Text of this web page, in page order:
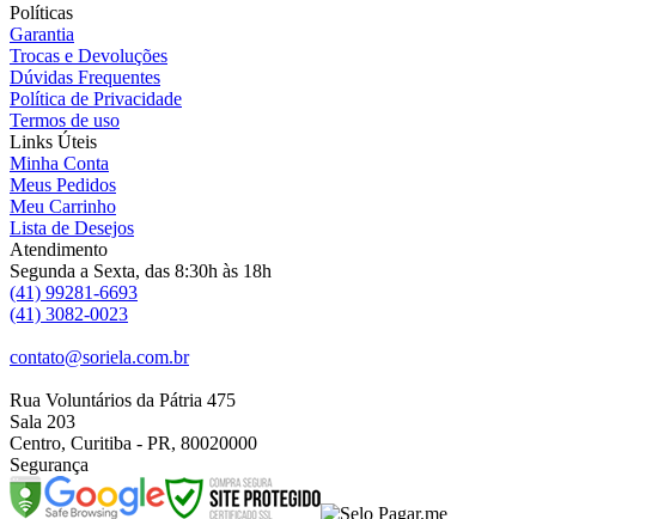
Políticas
Garantia
Trocas e Devoluções
Dúvidas Frequentes
Política de Privacidade
Termos de uso
Links Úteis
Minha Conta
Meus Pedidos
Meu Carrinho
Lista de Desejos
Atendimento
Segunda a Sexta, das 8:30h às 18h
(41) 99281-6693
(41) 3082-0023
contato@soriela.com.br
Rua Voluntários da Pátria 475
Sala 203
Centro, Curitiba - PR, 80020000
Segurança